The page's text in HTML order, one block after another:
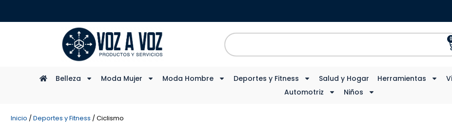
0
Belleza Moda Mujer Moda Hombre Deportes y Fitness Salud y Hogar Herramientas
Automotriz
Niños
Inicio / Deportes y Fitness / Ciclismo